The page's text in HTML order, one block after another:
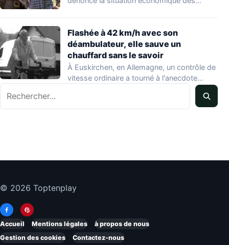
Flashée à 42 km/h avec son
déambulateur, elle sauve un
chauffard sans le savoir
À Euskirchen, en Allemagne, un contrôle de
vitesse ordinaire a tourné à l'anecdote
Rechercher
© 2026 Toptenplay
Accueil Mentions légales
à propos de nous
Gestion des cookies
Contactez-nous